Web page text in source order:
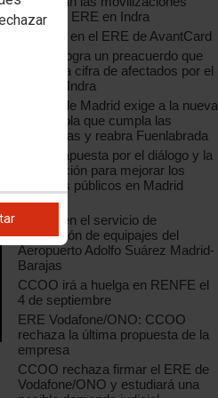
contra el ERE en Indra
Acuerdo en el ERE de AvantCard
CCOO logra un preacuerdo que
reduce la cifra de afectados por el
ERE de Indra
CCOO de Madrid exige a la nueva
Coca-Cola que cumpla las
sentencias y reabra Fuenlabrada
CCOO apuesta por el diálogo y la
negociación para mejorar los
servicios públicos en Madrid
capital
Huelga en el servicio de
facturación de equipajes del
Aeropuerto Adolfo Suárez Madrid-
Barajas
CCOO irá a huelga en RENFE el
4 de septiembre
ERE Vodafone/ONO: CCOO
rechaza la última propuesta de la
empresa
CCOO rechaza firmar el ERE de
Vodafone/ONO y estudiará una